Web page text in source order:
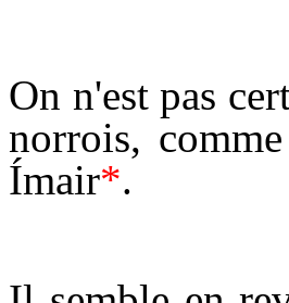
On n'est pas
norrois,
Ímair*.